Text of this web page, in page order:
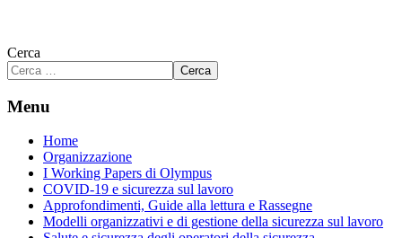
Cerca
Cerca
Menu
Home
Organizzazione
I Working Papers di Olympus
COVID-19 e sicurezza sul lavoro
Approfondimenti, Guide alla lettura e Rassegne
Modelli organizzativi e di gestione della sicurezza sul lavoro